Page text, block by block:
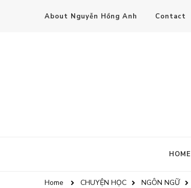
About Nguyễn Hồng Anh Contact
HOME
Home CHUYỆN HỌC NGÔN NGỮ